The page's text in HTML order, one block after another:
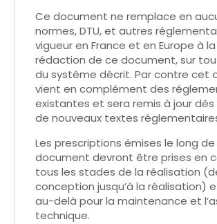
Ce document ne remplace en
normes, DTU, et autres
vigueur en France et en Europe à
rédaction de ce document, sur
du système décrit. Par contre cet
vient en complément des
existantes et sera remis à jour
de nouveaux textes
Les prescriptions émises le long
document devront être prises en
tous les stades de la réalisation
conception jusqu’à la réalisation)
au-delà pour la maintenance et
technique.